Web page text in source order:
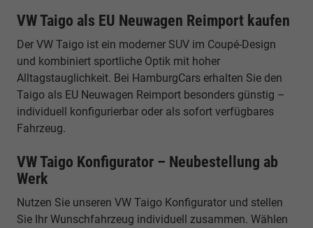
VW Taigo als EU Neuwagen Reimport kaufen
Der VW Taigo ist ein moderner SUV im Coupé-Design
und kombiniert sportliche Optik mit hoher
Alltagstauglichkeit. Bei HamburgCars erhalten Sie den
Taigo als EU Neuwagen Reimport besonders günstig –
individuell konfigurierbar oder als sofort verfügbares
Fahrzeug.
VW Taigo Konfigurator – Neubestellung ab
Werk
Nutzen Sie unseren VW Taigo Konfigurator und stellen
Sie Ihr Wunschfahrzeug individuell zusammen. Wählen